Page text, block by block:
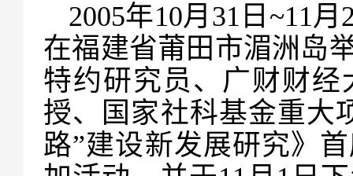
2005年10月31日~11
在福建省莆田市湄洲岛
特约研究员、广财财
授、国家社科基金重大
路”建设新发展研究》